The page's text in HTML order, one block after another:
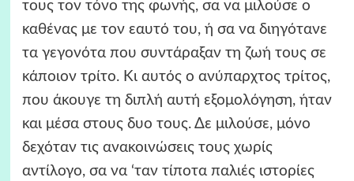
τους τον τόνο της φωνής, σα να μιλούσε ο
καθένας με τον εαυτό του, ή σα να διηγότανε
τα γεγονότα που συντάραξαν τη ζωή τους σε
κάποιον τρίτο. Κι αυτός ο ανύπαρχτος τρίτος,
που άκουγε τη διπλή αυτή εξομολόγηση, ήταν
και μέσα στους δυο τους. Δε μιλούσε, μόνο
δεχόταν τις ανακοινώσεις τους χωρίς
αντίλογο, σα να ‘ταν τίποτα παλιές ιστορίες